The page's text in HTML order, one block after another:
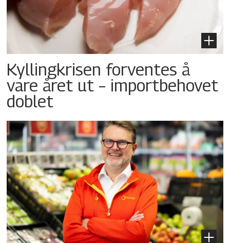
Kyllingkrisen forventes å
vare året ut – importbehovet
doblet